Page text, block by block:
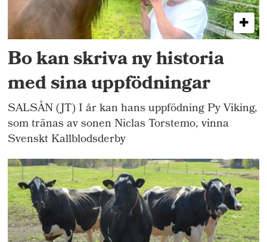
Bo kan skriva ny historia
med sina uppfödningar
SALSÅN (JT) I år kan hans uppfödning Py Viking,
som tränas av sonen Niclas Torstemo, vinna
Svenskt Kallblodsderby